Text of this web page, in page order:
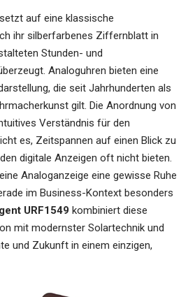
setzt auf eine klassische
ihr silberfarbenes Ziffernblatt in
Stunden- und
Analoguhren bieten eine
die seit Jahrhunderten als
gilt. Die Anordnung von
Verständnis für den
es, Zeitspannen auf einen Blick zu
digitale Anzeigen oft nicht bieten.
Analoganzeige eine gewisse Ruhe
im Business-Kontext besonders
URF1549 kombiniert diese
mit modernster Solartechnik und
und Zukunft in einem einzigen,